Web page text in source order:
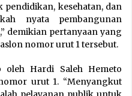
kesehatan, dan
nyata pembangunan
demikian pertanyaan yang
nomor urut 1 tersebut.
oleh Hardi Saleh Hemeto
urut 1. “Menyangkut